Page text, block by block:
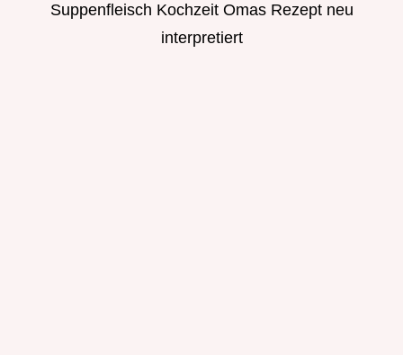
Suppenfleisch Kochzeit Omas Rezept neu
interpretiert